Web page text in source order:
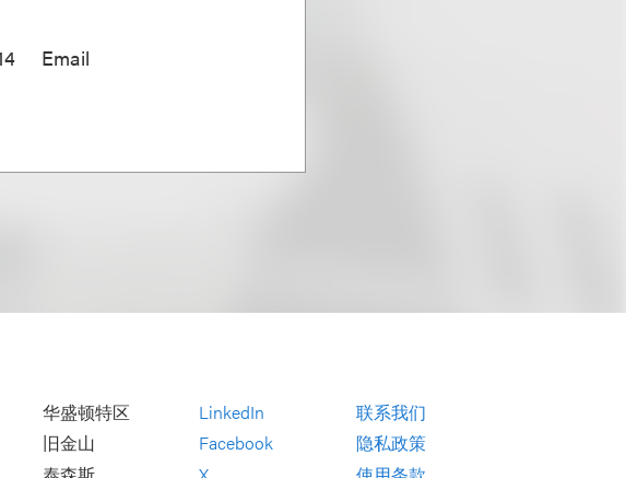
Email
华盛顿特区
旧金山
LinkedIn
Facebook
联系我们
隐私政策